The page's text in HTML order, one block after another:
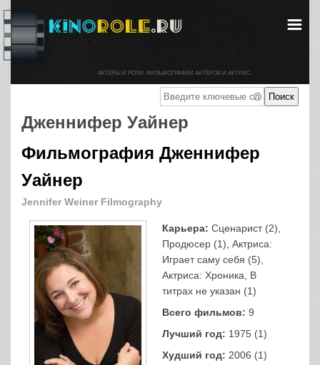
Дженнифер Уайнер
Фильмография Дженнифер
Уайнер
Jennifer Weiner Filmography
Карьера: Сценарист (2),
Продюсер (1), Актриса:
Играет саму себя (5),
Актриса: Хроника, В
титрах не указан (1)
Всего фильмов: 9
Лучший год: 1975 (1)
Худший год: 2006 (1)
АКТЕРЫ И РОЛИ. ФИЛЬМОГРАФИИ АКТЕРОВ И АКТРИС.